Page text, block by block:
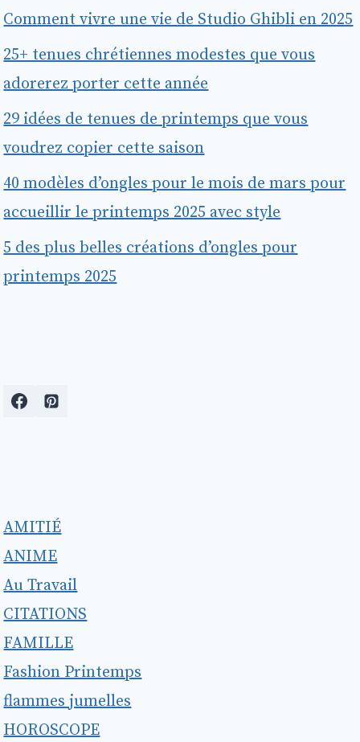
Comment vivre une vie de Studio Ghibli en 2025
25+ tenues chrétiennes modestes que vous
adorerez porter cette année
29 idées de tenues de printemps que vous
voudrez copier cette saison
40 modèles d’ongles pour le mois de mars pour
accueillir le printemps 2025 avec style
5 des plus belles créations d’ongles pour
printemps 2025
AMITIÉ
ANIME
Au Travail
CITATIONS
FAMILLE
Fashion Printemps
flammes jumelles
HOROSCOPE